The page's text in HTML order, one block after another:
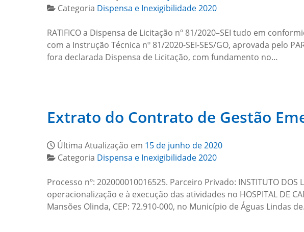
Categoria Dispensa e Inexigibilidade 2020
RATIFICO a Dispensa de Licitação nº 81/2020–SEI tudo em
com a Instrução Técnica nº 81/2020-SEI-SES/GO, aprovada pelo
fora declarada Dispensa de Licitação, com fundamento no…
Extrato do Contrato de Gestão
Última Atualização em 15 de junho de 2020
Categoria Dispensa e Inexigibilidade 2020
Processo nº: 202000010016525. Parceiro Privado: INSTITUTO
operacionalização e à execução das atividades no HOSPITAL DE
Mansões Olinda, CEP: 72.910-000, no Município de Águas Lindas